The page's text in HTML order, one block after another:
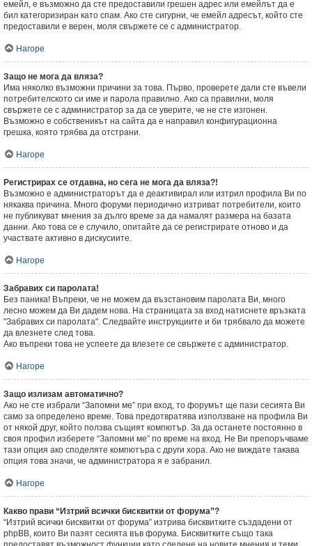
емейл, е възможно да сте предоставили грешен адрес или емейлът да е
бил категоризиран като спам. Ако сте сигурни, че емейл адресът, който сте
предоставили е верен, моля свържете се с администратор.
Нагоре
Защо не мога да вляза?
Има няколко възможни причини за това. Първо, проверете дали сте въвели
потребителското си име и парола правилно. Ако са правилни, моля
свържете се с администратор за да се уверите, че не сте изгонен.
Възможно е собственикът на сайта да е направил конфигурационна
грешка, която трябва да отстрани.
Нагоре
Регистрирах се отдавна, но сега не мога да вляза?!
Възможно е администраторът да е деактивирал или изтрил профила Ви по
някаква причина. Много форуми периодично изтриват потребители, които
не публикуват мнения за дълго време за да намалят размера на базата
данни. Ако това се е случило, опитайте да се регистрирате отново и да
участвате активно в дискусиите.
Нагоре
Забравих си паролата!
Без паника! Въпреки, че не можем да възстановим паролата Ви, много
лесно можем да Ви дадем нова. На страницата за вход натиснете връзката
"Забравих си паролата". Следвайте инструкциите и би трябвало да можете
да влезнете след това.
Ако въпреки това не успеете да влезете се свържете с администратор.
Нагоре
Защо излизам автоматично?
Ако не сте избрали “Запомни ме” при вход, то форумът ще пази сесията Ви
само за определено време. Това предотвратява използване на профила Ви
от някой друг, който ползва същият компютър. За да останете постоянно в
своя профил изберете “Запомни ме” по време на вход. Не Ви препоръчваме
тази опция ако споделяте компютъра с други хора. Ако не виждате такава
опция това значи, че администратора я е забранил.
Нагоре
Какво прави “Изтрий всички бисквитки от форума”?
“Изтрий всички бисквитки от форума” изтрива бисквитките създадени от
phpBB, които Ви пазят сесията във форума. Бисквитките също така